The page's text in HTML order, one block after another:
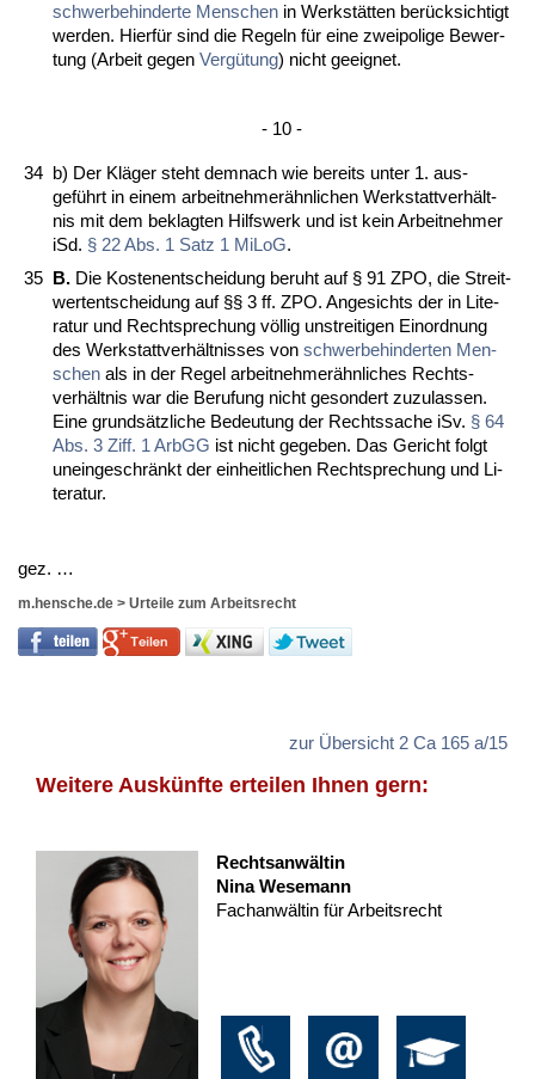
schwer­be­hin­der­te Men­schen in Werkstätten berück­sich­tigt
wer­den. Hierfür sind die Re­geln für ei­ne zwei­po­li­ge Be­wer­
tung (Ar­beit ge­gen Vergütung) nicht ge­eig­net.
- 10 -
34 b) Der Kläger steht dem­nach wie be­reits un­ter 1. aus­
geführt in ei­nem ar­beit­neh­merähn­li­chen Werk­statt­verhält­
nis mit dem be­klag­ten Hilfs­werk und ist kein Ar­beit­neh­mer
iSd. § 22 Abs. 1 Satz 1 Mi­LoG.
35 B. Die Kos­ten­ent­schei­dung be­ruht auf § 91 ZPO, die Streit­
wer­tent­schei­dung auf §§ 3 ff. ZPO. An­ge­sichts der in Li­te­
ra­tur und Recht­spre­chung völlig un­strei­ti­gen Ein­ord­nung
des Werk­statt­verhält­nis­ses von schwer­be­hin­der­ten Men­
schen als in der Re­gel ar­beit­neh­merähn­li­ches Rechts­
verhält­nis war die Be­ru­fung nicht ge­son­dert zu­zu­las­sen.
Ei­ne grundsätz­li­che Be­deu­tung der Rechts­sa­che iSv. § 64
Abs. 3 Ziff. 1 ArbGG ist nicht ge­ge­ben. Das Ge­richt folgt
un­ein­ge­schränkt der ein­heit­li­chen Recht­spre­chung und Li­
te­ra­tur.
gez. …
m.hensche.de > Urteile zum Arbeitsrecht
zur Übersicht 2 Ca 165 a/15
Weitere Auskünfte erteilen Ihnen gern:
Rechtsanwältin
Nina Wesemann
Fachanwältin für Arbeitsrecht